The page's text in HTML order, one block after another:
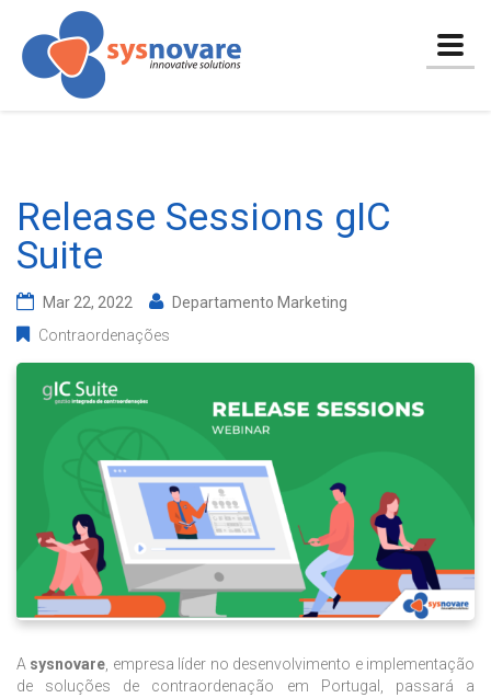
Release Sessions gIC
Suite
Mar 22, 2022
Departamento Marketing
Contraordenações
A sysnovare, empresa líder no desenvolvimento e implementação
de soluções de contraordenação em Portugal, passará a